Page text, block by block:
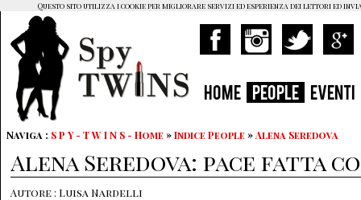
HOME PEOPLE EVENTI
Naviga : S P Y - T W I N S - Home »Indice People »Alena Seredova
Alena Seredova: pace fatta
Autore : Luisa Nardelli
Questo sito utilizza i cookie per migliorare servizi ed esperienza dei lettori ed